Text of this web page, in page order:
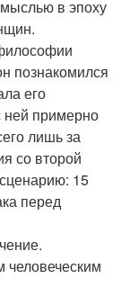
в эпоху
познакомился
его
ней примерно
лишь за
со второй
15
перед
человеческим